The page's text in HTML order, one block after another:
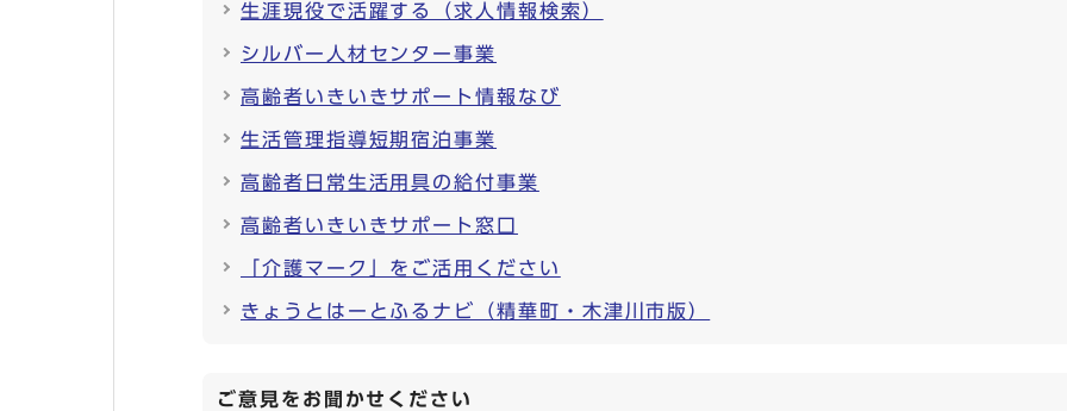
生涯現役で活躍する（求人情報検索）
シルバー人材センター事業
高齢者いきいきサポート情報なび
生活管理指導短期宿泊事業
高齢者日常生活用具の給付事業
高齢者いきいきサポート窓口
「介護マーク」をご活用ください
きょうとはーとふるナビ（精華町・木津川市版）
ご意見をお聞かせください